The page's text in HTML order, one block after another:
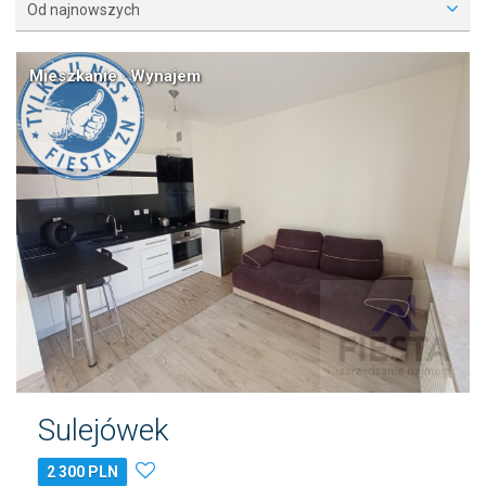
Od najnowszych
Mieszkanie · Wynajem
Sulejówek
2 300 PLN